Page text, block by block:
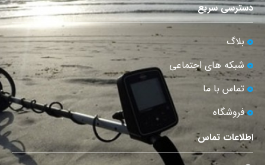
دسترسی سریع
بلاگ
شبکه های اجتماعی
تماس با ما
فروشگاه
اطلاعات تماس